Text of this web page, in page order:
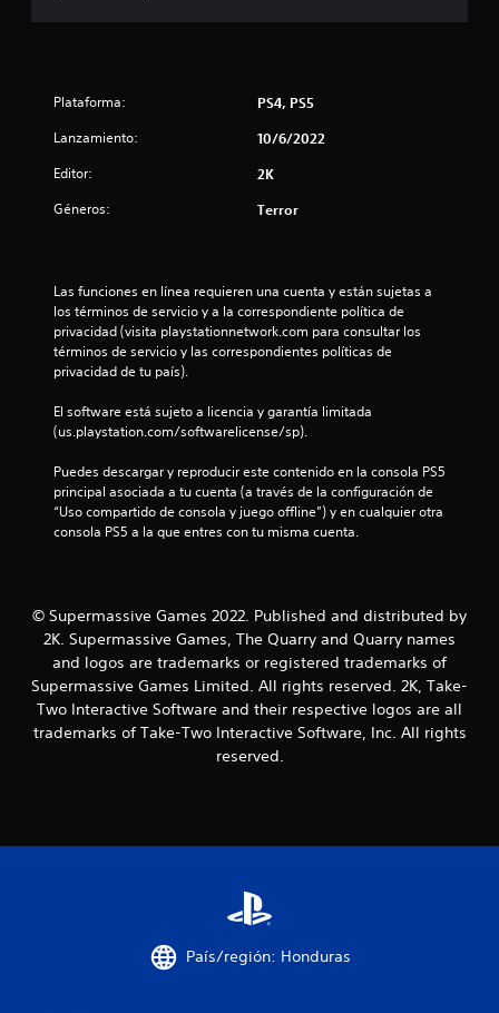
s
t
l
l
e
n
u
Plataforma: PS4, PS5
Lanzamiento: 10/6/2022
Editor: 2K
Géneros: Terror
Las funciones en línea requieren una cuenta y están sujetas a
los términos de servicio y a la correspondiente política de
privacidad (visita playstationnetwork.com para consultar los
términos de servicio y las correspondientes políticas de
privacidad de tu país).
El software está sujeto a licencia y garantía limitada
(us.playstation.com/softwarelicense/sp).
Puedes descargar y reproducir este contenido en la consola PS5
principal asociada a tu cuenta (a través de la configuración de
“Uso compartido de consola y juego offline”) y en cualquier otra
consola PS5 a la que entres con tu misma cuenta.
© Supermassive Games 2022. Published and distributed by
2K. Supermassive Games, The Quarry and Quarry names
and logos are trademarks or registered trademarks of
Supermassive Games Limited. All rights reserved. 2K, Take-
Two Interactive Software and their respective logos are all
trademarks of Take-Two Interactive Software, Inc. All rights
reserved.
País/región: Honduras